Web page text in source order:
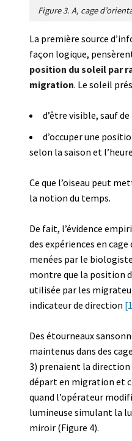
La première source
façon logique,
position du soleil par
migration. Le soleil
d’être visible, sauf
d’occuper une
selon la saison et
Ce que l’oiseau peut
la notion du temps.
De fait, l’évidence
des expériences en
menées par le
montre que la position
utilisée par les
indicateur de direction
Des étourneaux
maintenus dans des
3) prenaient la
départ en migration et
quand l’opérateur
lumineuse simulant la
miroir (Figure 4).